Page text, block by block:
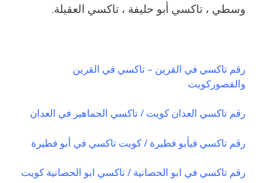
وسطي ، تاكسي أبو حليفة ، تاكسي العقيلة.
رقم تاكسي في القرين – تاكسي في القرين
والقصوركويت
رقم تاكسي العدان كويت / تاكسي الجماهير في العدان
رقم تاكسي فيأبو فطيرة / كويت تاكسي في أبو فطيرة
رقم تاكسي في ابو الحصانية / تاكسي ابو الحصانية كويت